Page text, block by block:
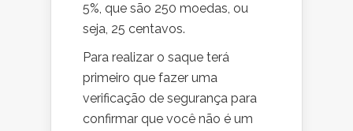
5%, que são 250 moedas, ou
seja, 25 centavos.
Para realizar o saque terá
primeiro que fazer uma
verificação de segurança para
confirmar que você não é um